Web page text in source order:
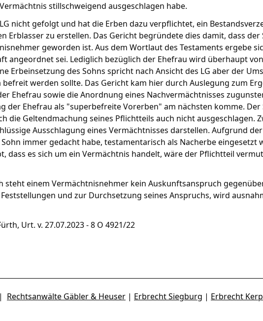
stillschweigend ausgeschlagen habe.
nicht gefolgt und hat die Erben dazu verpflichtet, ein
Erblasser zu erstellen. Das Gericht begründete dies damit, dass
geworden ist. Aus dem Wortlaut des Testaments ergebe
angeordnet sei. Lediglich bezüglich der Ehefrau wird überhaupt
Erbeinsetzung des Sohns spricht nach Ansicht des LG aber der
werden sollte. Das Gericht kam hier durch Auslegung zum
Ehefrau sowie die Anordnung eines Nachvermächtnisses
der Ehefrau als "superbefreite Vorerben" am nächsten komme. Der
die Geltendmachung seines Pflichtteils auch nicht ausgeschlagen.
Ausschlagung eines Vermächtnisses darstellen. Aufgrund
immer gedacht habe, testamentarisch als Nacherbe eingesetzt
dass es sich um ein Vermächtnis handelt, wäre der Pflichtteil
steht einem Vermächtnisnehmer kein Auskunftsanspruch
und zur Durchsetzung seines Anspruchs, wird
Urt. v. 27.07.2023 - 8 O 4921/22
| Rechtsanwälte Gäbler & Heuser | Erbrecht Siegburg | Erbrecht